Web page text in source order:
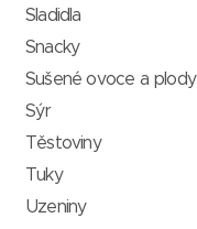
Sladidla
Snacky
Sušené ovoce a plody
Sýr
Těstoviny
Tuky
Uzeniny